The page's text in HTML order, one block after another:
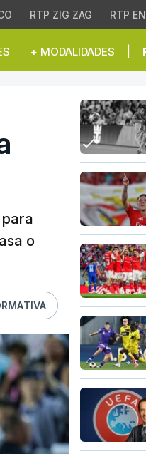
RTP ZIG ZAG RTP
+ MODALIDADES
o